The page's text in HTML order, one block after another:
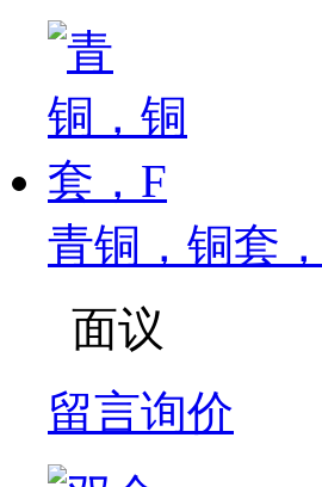
青铜，铜套，
面议
留言询价